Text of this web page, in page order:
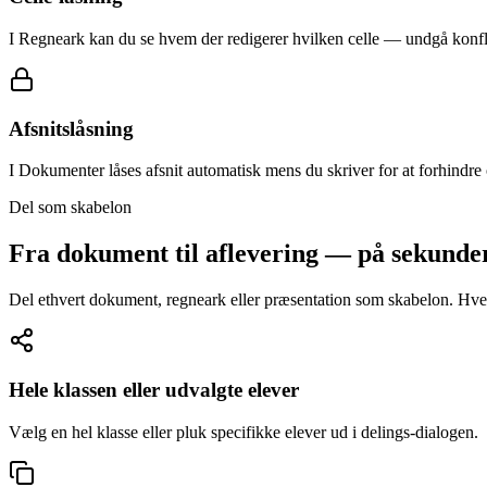
I Regneark kan du se hvem der redigerer hvilken celle — undgå
Afsnitslåsning
I Dokumenter låses afsnit automatisk mens du skriver for at
Del som skabelon
Fra dokument til aflevering — på
Del ethvert dokument, regneark eller præsentation som skabelon.
Hele klassen eller udvalgte elever
Vælg en hel klasse eller pluk specifikke elever ud i delings-dialogen.